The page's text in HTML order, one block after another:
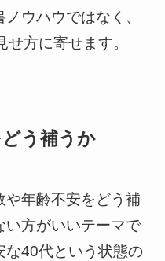
ウハウではなく、
方に寄せます。
う補うか
年齢不安をどう補
い方がいいテーマで
な40代という状態の